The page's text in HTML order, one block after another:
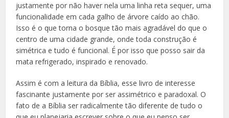
justamente por não haver nela uma linha reta sequer, uma
funcionalidade em cada galho de árvore caído ao chão.
Isso é o que torna o bosque tão mais agradável do que o
centro de uma cidade grande, onde toda construção é
simétrica e tudo é funcional. É por isso que posso sair da
mata refrigerado, inspirado e renovado.
Assim é com a leitura da Bíblia, esse livro de interesse
fascinante justamente por ser assimétrico e paradoxal. O
fato de a Bíblia ser radicalmente tão diferente de tudo o